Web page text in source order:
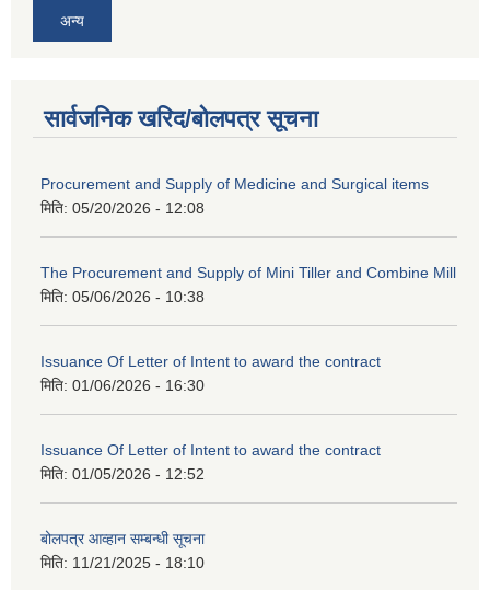
अन्य
सार्वजनिक खरिद/बोलपत्र सूचना
Procurement and Supply of Medicine and Surgical items
मिति: 05/20/2026 - 12:08
The Procurement and Supply of Mini Tiller and Combine Mill
मिति: 05/06/2026 - 10:38
Issuance Of Letter of Intent to award the contract
मिति: 01/06/2026 - 16:30
Issuance Of Letter of Intent to award the contract
मिति: 01/05/2026 - 12:52
बोलपत्र आव्हान सम्बन्धी सूचना
मिति: 11/21/2025 - 18:10